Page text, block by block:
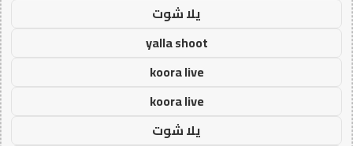
يلا شوت
yalla shoot
koora live
koora live
يلا شوت